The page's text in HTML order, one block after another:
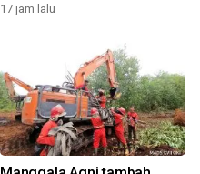
17 jam lalu